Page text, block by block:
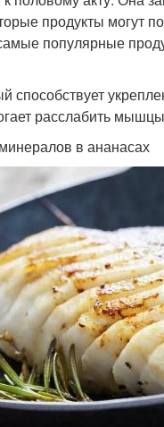
продукты могут
популярные
способствует
расслабить
в ананасах